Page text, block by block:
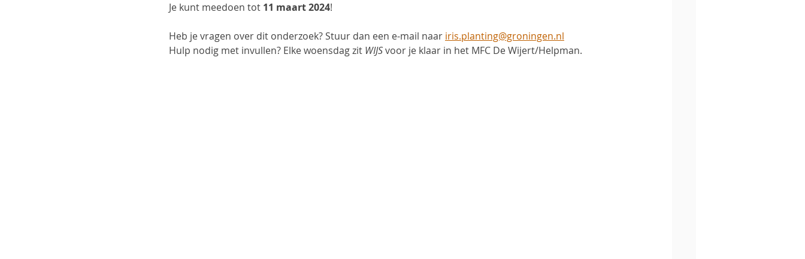
Je kunt meedoen tot 11 maart 2024!
Heb je vragen over dit onderzoek? Stuur dan een e-mail naar iris.planting@groningen.nl
Hulp nodig met invullen? Elke woensdag zit WIJS voor je klaar in het MFC De Wijert/Helpman.